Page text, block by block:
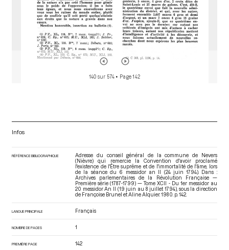
140 sur 574 • Page 142
Infos
RÉFÉRENCE BIBLIOGRAPHIQUE
Adresse du conseil général de la commune de Nevers
(Nièvre) qui remercie la Convention d'avoir proclamé
l'existence de l'Être suprême et de l'immortalité de l'âme, lors
de la séance du 6 messidor an II (24 juin 1794). Dans :
Archives parlementaires de la Révolution Française —
Première série (1787-1799) — Tome XCII - Du 1er messidor au
20 messidor An II (19 juin au 8 juillet 1794), sous la direction
de Françoise Brunel et Aline Alquier. 1980. p. 142.
LANGUE PRINCIPALE Français
NOMBRE DE PAGES 1
PREMIÈRE PAGE 142